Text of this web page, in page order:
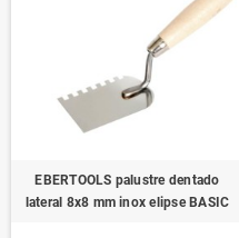
EBERTOOLS palustre dentado
lateral 8x8 mm inox elipse BASIC